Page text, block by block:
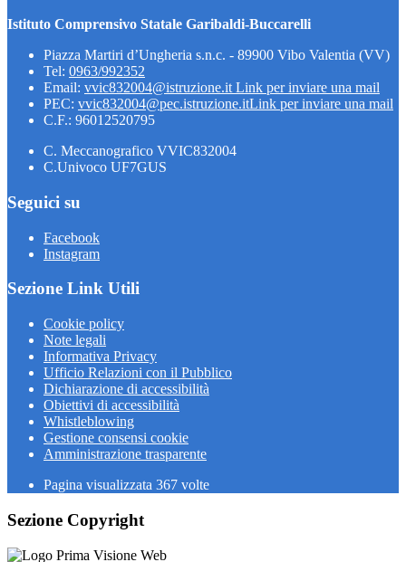
Istituto Comprensivo Statale Garibaldi-Buccarelli
Piazza Martiri d’Ungheria s.n.c. - 89900 Vibo Valentia (VV)
Tel: 0963/992352
Email: vvic832004@istruzione.it Link per inviare una mail
PEC: vvic832004@pec.istruzione.itLink per inviare una mail
C.F.: 96012520795
C. Meccanografico VVIC832004
C.Univoco UF7GUS
Seguici su
Facebook
Instagram
Sezione Link Utili
Cookie policy
Note legali
Informativa Privacy
Ufficio Relazioni con il Pubblico
Dichiarazione di accessibilità
Obiettivi di accessibilità
Whistleblowing
Gestione consensi cookie
Amministrazione trasparente
Pagina visualizzata 367 volte
Sezione Copyright